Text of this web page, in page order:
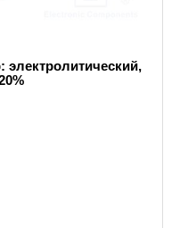
электролитический,